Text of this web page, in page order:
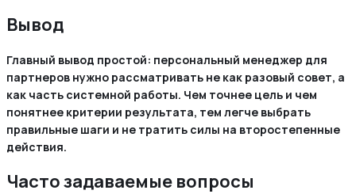
Вывод
Главный вывод простой: персональный менеджер для
партнеров нужно рассматривать не как разовый совет, а
как часть системной работы. Чем точнее цель и чем
понятнее критерии результата, тем легче выбрать
правильные шаги и не тратить силы на второстепенные
действия.
Часто задаваемые вопросы